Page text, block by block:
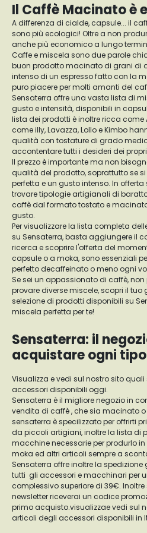
Il Caffè Macinato è
A differenza di cialde, capsule... il
sono più ecologici! Oltre a non
anche più economico a lungo
Caffe e miscela sono due parole
buon prodotto macinato di grani di
intenso di un espresso fatto con la
puro piacere per molti amanti del
Sensaterra offre una vasta lista di
gusto e intensità, disponibili in
lista dei prodotti è inoltre ricca
come illy, Lavazza, Lollo e Kimbo
qualità con tostature di grado
accontentare tutti i desideri dei
Il prezzo è importante ma non
qualità del prodotto, soprattutto se
perfetta e un gusto intenso. In
trovare tipologie artigianali di
caffè dal formato tostato e
gusto.
Per visualizzare la lista completa
su Sensaterra, basta aggiungere il
ricerca e scoprire l'offerta del
capsule o a moka, sono essenziali
perfetto decaffeinato o meno ogni
Se sei un appassionato di caffè,
provare diverse miscele, scopri il tuo
selezione di prodotti disponibili su
miscela perfetta per te!
Sensaterra: il
acquistare ogni
Visualizza e vedi sul nostro sito
accessori disponibili oggi.
Sensaterra è il migliore negozio in
vendita di caffè , che sia macinato
sensaterra è specilizzato per offrirti
da piccoli artigiani, inoltre la lista di
macchine necessarie per produrlo
moka ed altri articoli sempre a
Sensaterra offre inoltre la
tutti gli accessori e macchinari per
complessivo superiore di 39€.
newsletter riceverai un codice
primo acquisto.visualizzae vedi sul
articoli degli accessori disponibili in